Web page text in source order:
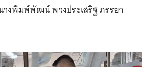
งพิมพ์พัฒน์ พวงประเสริฐ ภรรยา